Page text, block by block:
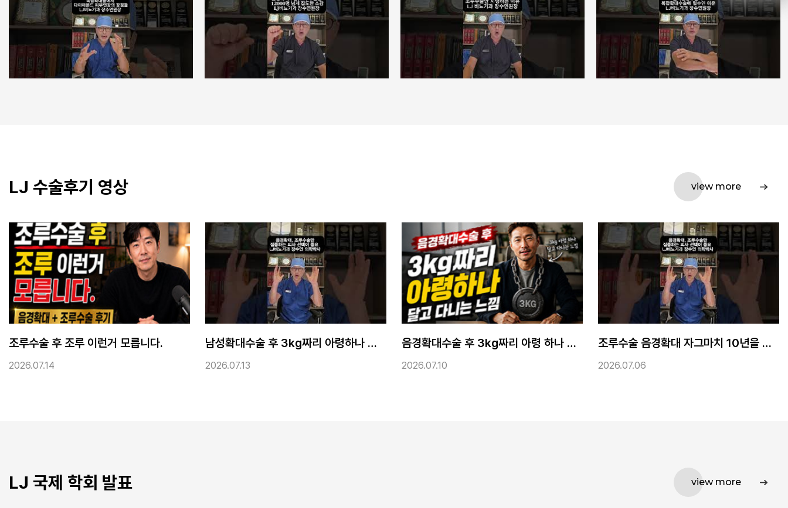
LJ 수술후기 영상 view more
2026.07.13
음경확대수술 후 3kg짜리 아령 하나 달고 다니는 느낌
2026.07.10
조루수술 음경확대 자그마치 10년을 기다린 노력
2026.07.06 2026.07.03
LJ 국제 학회 발표 view more